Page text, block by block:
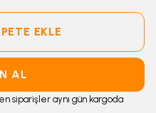
EKLE
AL
siparişler aynı gün kargoda